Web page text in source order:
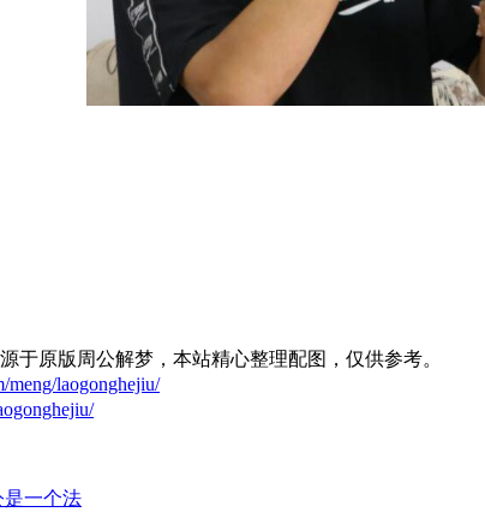
于原版周公解梦，本站精心整理配图，仅供参考。
meng/laogonghejiu/
是一个法